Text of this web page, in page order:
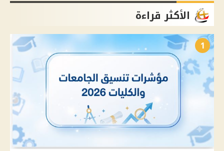
الأكثر قراءة
1